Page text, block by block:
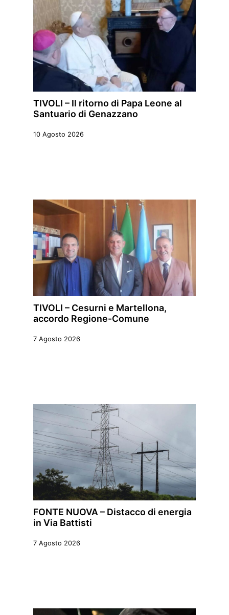
TIVOLI – Il ritorno di Papa Leone al
Santuario di Genazzano
10 Agosto 2026
TIVOLI – Cesurni e Martellona,
accordo Regione-Comune
7 Agosto 2026
FONTE NUOVA – Distacco di energia
in Via Battisti
7 Agosto 2026